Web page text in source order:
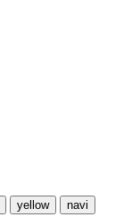
yellow
navi